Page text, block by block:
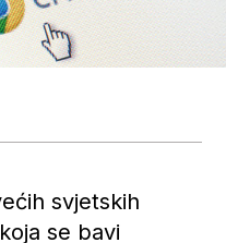
svjetskih
se bavi